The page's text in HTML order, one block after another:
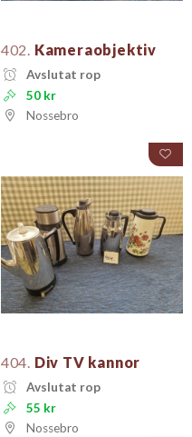
402. Kameraobjektiv
Avslutat rop
50 kr
Nossebro
404. Div TV kannor
Avslutat rop
55 kr
Nossebro